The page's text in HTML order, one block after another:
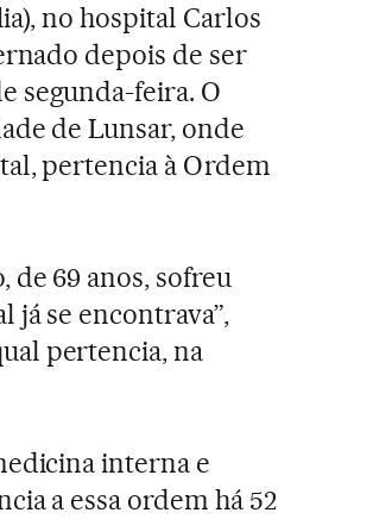
no hospital Carlos
depois de ser
segunda-feira. O
de Lunsar, onde
pertencia à Ordem
de 69 anos, sofreu
já se encontrava”,
pertencia, na
interna e
a essa ordem há 52